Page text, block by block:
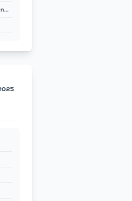
Borussia Moenchengladbach